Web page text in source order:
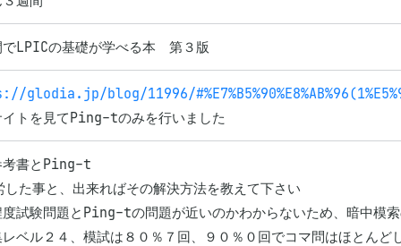
LPICの基礎が学べる本　第３版
glodia.jp/blog/11996/
イトを見てPing-tのみを行いました
考書とPing-t
た事と、出来ればその解決方法を教えて下さい
度試験問題とPing-tの問題が近いのかわからないため、暗中模
ベル２４、模試は８０％７回、９０％０回でコマ問はほとんど